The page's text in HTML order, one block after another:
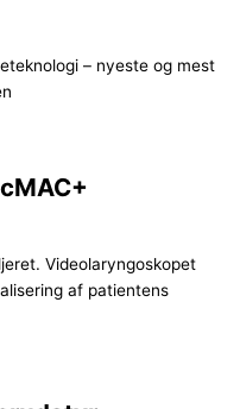
– nyeste og mest
Videolaryngoskopet
af patientens